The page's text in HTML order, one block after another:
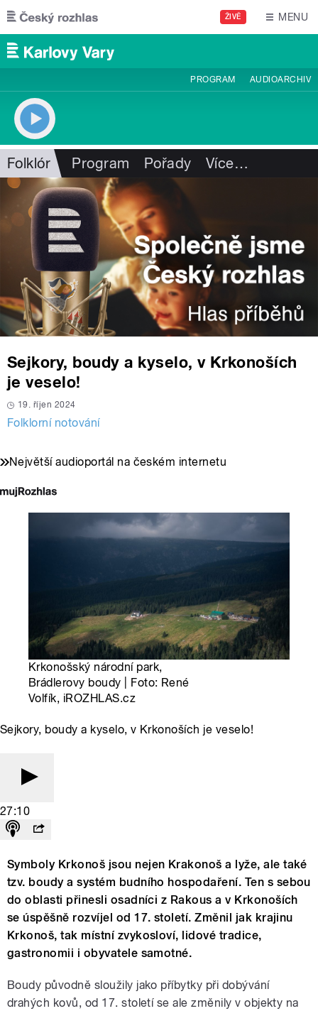
Přejít k hlavnímu obsahu
ŽIVĚ MENU
PROGRAM AUDIOARCHIV
Folklór Program Pořady Více…
Sejkory, boudy a kyselo, v Krkonoších
je veselo!
19. říjen 2024
Folklorní notování
Největší audioportál na českém internetu
Krkonošský národní park,
Brádlerovy boudy | Foto: René
Volfík, iROZHLAS.cz
Sejkory, boudy a kyselo, v Krkonoších je veselo!
27:10
Symboly Krkonoš jsou nejen Krakonoš a lyže, ale také
tzv. boudy a systém budního hospodaření. Ten s sebou
do oblasti přinesli osadníci z Rakous a v Krkonoších
se úspěšně rozvíjel od 17. století. Změnil jak krajinu
Krkonoš, tak místní zvykosloví, lidové tradice,
gastronomii i obyvatele samotné.
Boudy původně sloužily jako příbytky při dobývání
drahých kovů, od 17. století se ale změnily v objekty na